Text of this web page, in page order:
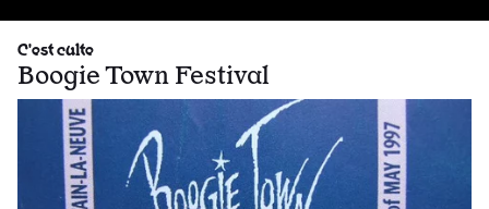
C'est culte
Boogie Town Festival